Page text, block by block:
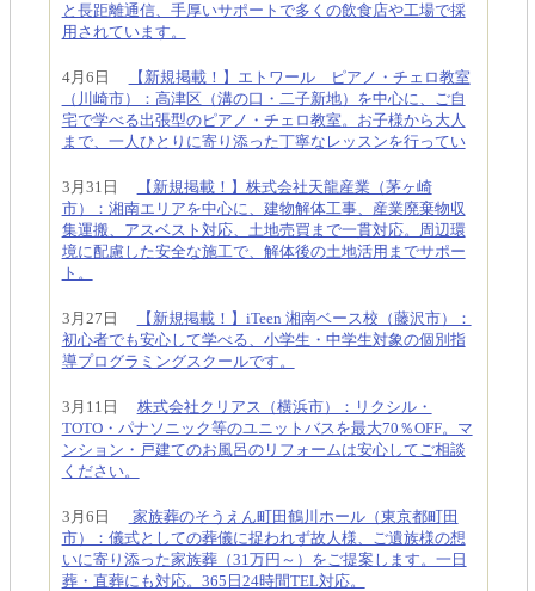
と長距離通信、手厚いサポートで多くの飲食店や工場で採
用されています。
4月6日
【新規掲載！】エトワール ピアノ・チェロ教室
（川崎市）：高津区（溝の口・二子新地）を中心に、ご自
宅で学べる出張型のピアノ・チェロ教室。お子様から大人
まで、一人ひとりに寄り添った丁寧なレッスンを行ってい
3月31日
【新規掲載！】株式会社天龍産業（茅ヶ崎
市）：湘南エリアを中心に、建物解体工事、産業廃棄物収
集運搬、アスベスト対応、土地売買まで一貫対応。周辺環
境に配慮した安全な施工で、解体後の土地活用までサポー
ト。
3月27日
【新規掲載！】iTeen 湘南ベース校（藤沢市）：
初心者でも安心して学べる、小学生・中学生対象の個別指
導プログラミングスクールです。
3月11日 株式会社クリアス（横浜市）：リクシル・
TOTO・パナソニック等のユニットバスを最大70％OFF。マ
ンション・戸建てのお風呂のリフォームは安心してご相談
ください。
3月6日
家族葬のそうえん町田鶴川ホール（東京都町田
市）：儀式としての葬儀に捉われず故人様、ご遺族様の想
いに寄り添った家族葬（31万円～）をご提案します。一日
葬・直葬にも対応。365日24時間TEL対応。